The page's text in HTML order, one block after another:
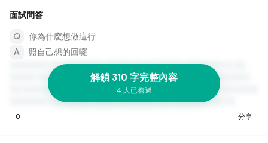
面試問答
你為什麼想做這行
照自己想的回囉
解鎖 310 字完整內容
4 人已看過
0 分享